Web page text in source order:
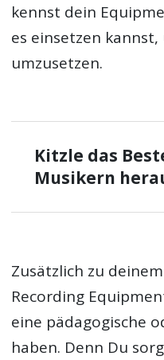
kennst dein
es einsetzen
umzusetzen.
Kitzle das
Musikern
Zusätzlich zu
Recording
eine pädagogische
haben. Denn Du